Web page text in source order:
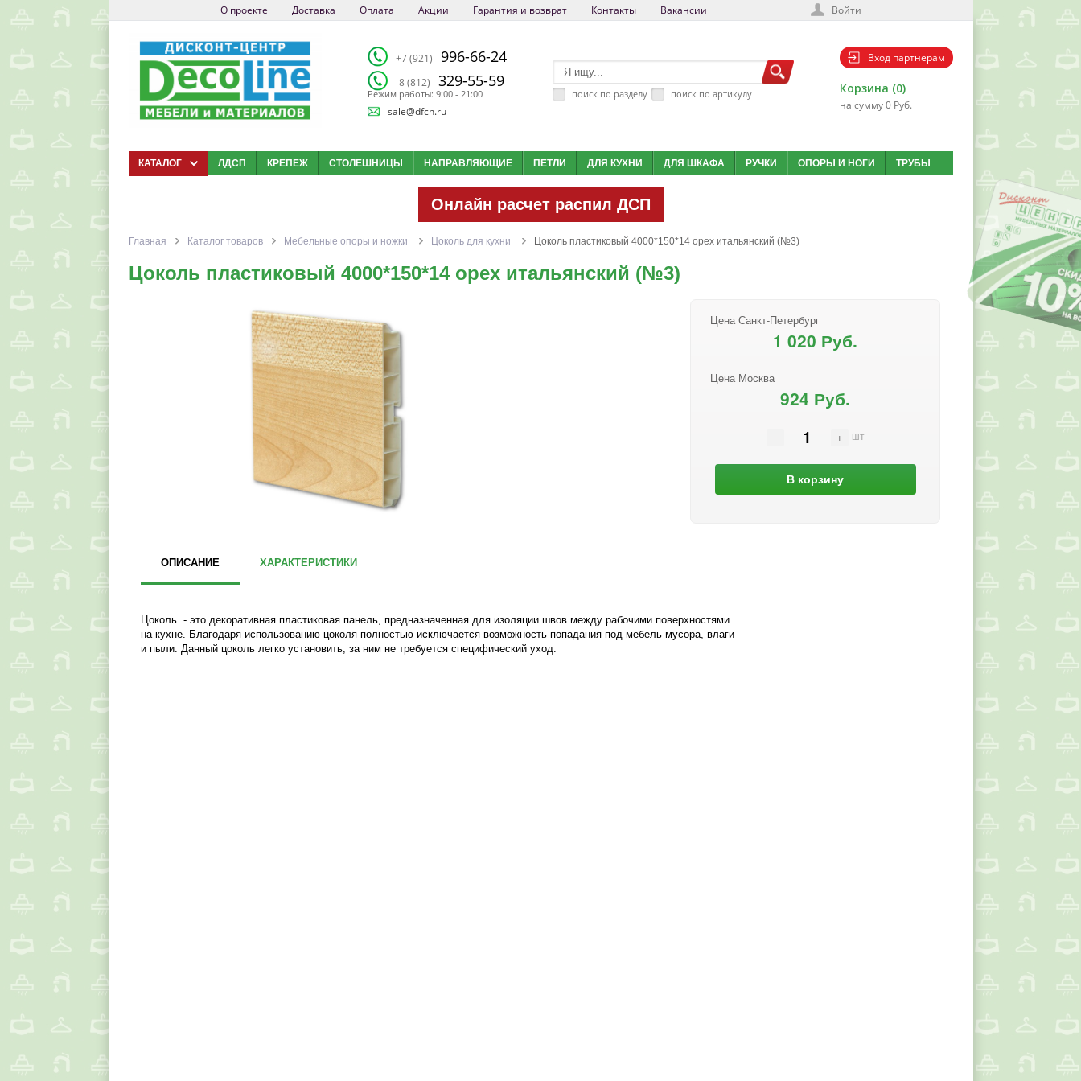
О проекте Доставка Оплата Акции Гарантия и возврат Контакты Вакансии Войти
+7 (921) 996-66-24
8 (812) 329-55-59
Режим работы: 9:00 - 21:00
sale@dfch.ru
поиск по разделу поиск по артикулу
Вход партнерам
Корзина (0)
на сумму 0 Руб.
КАТАЛОГ ЛДСП КРЕПЕЖ СТОЛЕШНИЦЫ НАПРАВЛЯЮЩИЕ ПЕТЛИ ДЛЯ КУХНИ ДЛЯ ШКАФА РУЧКИ ОПОРЫ И НОГИ ТРУБЫ
Онлайн расчет распил ДСП
Главная Каталог товаров Мебельные опоры и ножки Цоколь для кухни Цоколь пластиковый 4000*150*14 орех итальянский (№3)
Цоколь пластиковый 4000*150*14 орех итальянский (№3)
Цена Санкт-Петербург
1 020 Руб.
Цена Москва
924 Руб.
шт
В корзину
ОПИСАНИЕ ХАРАКТЕРИСТИКИ
Цоколь - это декоративная пластиковая панель, предназначенная для изоляции швов между рабочими поверхностями
на кухне. Благодаря использованию цоколя полностью исключается возможность попадания под мебель мусора, влаги
и пыли. Данный цоколь легко установить, за ним не требуется специфический уход.